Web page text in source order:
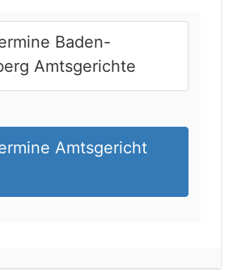
Baden-
Amtsgerichte
Amtsgericht
Uhr